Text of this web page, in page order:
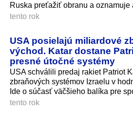
Ruska preťažiť obranu a oznamuje
tento rok
USA posielajú miliardové
východ. Katar dostane
presné útočné systémy
USA schválili predaj rakiet Patriot
zbraňových systémov Izraelu v
Ide o súčasť väčšieho balíka pre
tento rok